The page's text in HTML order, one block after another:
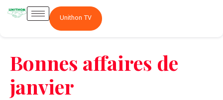
Unithon TV
Bonnes affaires de
janvier